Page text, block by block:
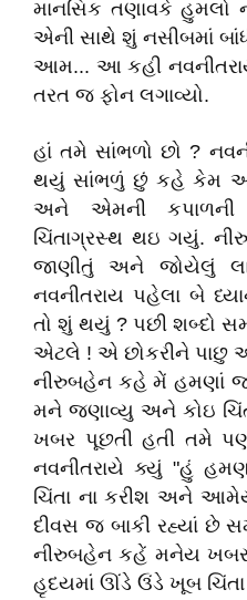
માનસિક તણાવકે હુમલો
એની સાથે શું નસીબમાં
આમ... આ કહી
તરત જ ફોન લગાવ્યો.
હાં તમે સાંભળો છો ?
થયું સાંભળું છું કહે કેમ
અને એમની કપાળની
ચિંતાગ્રસ્થ થઇ ગયું.
જાણીતું અને જોયેલું
નવનીતરાય પહેલા બે
તો શું થયું ? પછી શબ્દો
એટલે ! એ છોકરીને પાછુ
નીરુબહેન કહે મેં હમણાં
મને જણાવ્યુ અને કોઇ
ખબર પૂછતી હતી તમે પણ
નવનીતરાયે ક્યું "હું
ચિંતા ના કરીશ અને
દીવસ જ બાકી રહ્યાં છે
નીરુબહેન કહેં મનેય
હૃદયમાં ઊંડે ઉંડે ખૂબ